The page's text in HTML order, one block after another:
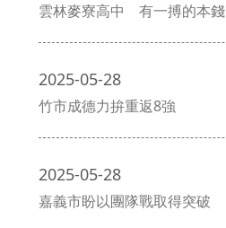
雲林麥寮高中 有一搏的本錢
2025-05-28
竹市成德力拚重返8強
2025-05-28
嘉義市盼以團隊戰取得突破